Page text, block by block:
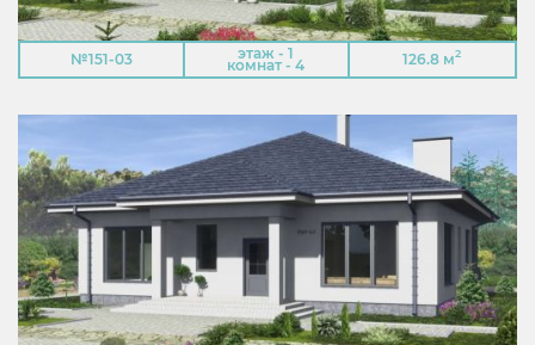
№151-03 этаж - 1
комнат - 4 126.8 м2